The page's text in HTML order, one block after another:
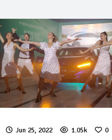
Jun 25, 2022 1.05k 0